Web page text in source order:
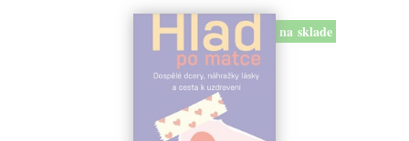
na sklade